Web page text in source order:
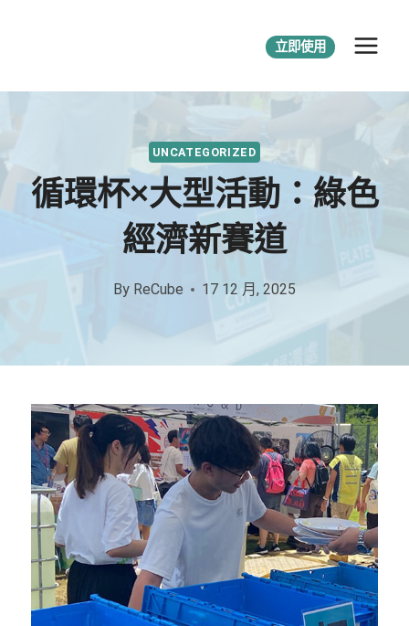
立即使用
UNCATEGORIZED
循環杯×大型活動：綠色
經濟新賽道
By ReCube 17 12 月, 2025